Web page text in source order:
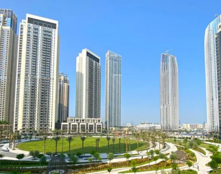
Digital Asset Management ,
January 16, 2026